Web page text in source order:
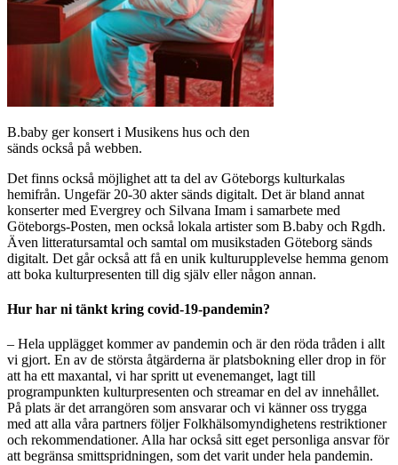
B.baby ger konsert i Musikens hus och den
sänds också på webben.
Det finns också möjlighet att ta del av Göteborgs kulturkalas
hemifrån. Ungefär 20-30 akter sänds digitalt. Det är bland annat
konserter med Evergrey och Silvana Imam i samarbete med
Göteborgs-Posten, men också lokala artister som B.baby och Rgdh.
Även litteratursamtal och samtal om musikstaden Göteborg sänds
digitalt. Det går också att få en unik kulturupplevelse hemma genom
att boka kulturpresenten till dig själv eller någon annan.
Hur har ni tänkt kring covid-19-pandemin?
– Hela upplägget kommer av pandemin och är den röda tråden i allt
vi gjort. En av de största åtgärderna är platsbokning eller drop in för
att ha ett maxantal, vi har spritt ut evenemanget, lagt till
programpunkten kulturpresenten och streamar en del av innehållet.
På plats är det arrangören som ansvarar och vi känner oss trygga
med att alla våra partners följer Folkhälsomyndighetens restriktioner
och rekommendationer. Alla har också sitt eget personliga ansvar för
att begränsa smittspridningen, som det varit under hela pandemin.